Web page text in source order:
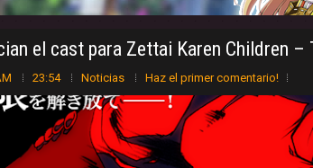
el cast para Zettai Karen Children –
23:54 Noticias Haz el primer comentario!